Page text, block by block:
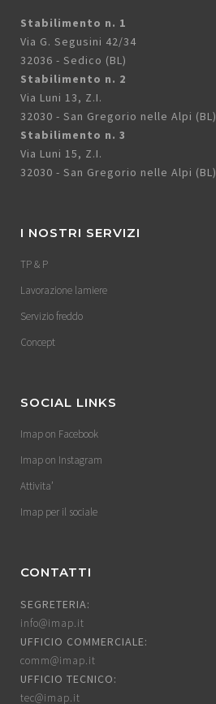
Stabilimento n. 1
Via G. Segusini 42/34
32036 - Sedico (BL)
Stabilimento n. 2
Via Luni 13, Z.I.
32030 - San Gregorio nelle Alpi (BL)
Stabilimento n. 3
Via Luni 15, Z.I.
32030 - San Gregorio nelle Alpi (BL)
I NOSTRI SERVIZI
TP & P
Lavorazione lamiere
Servizio freddo
Concept
SOCIAL LINKS
Imap on Facebook
Imap on Instagram
Attivita’
Imap per il sociale
CONTATTI
SEGRETERIA:
info@imap.it
UFFICIO COMMERCIALE:
comm@imap.it
UFFICIO TECNICO:
tec@imap.it